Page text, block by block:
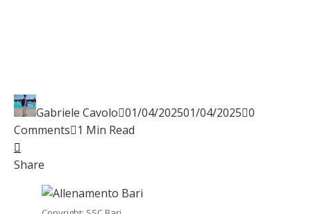
Gabriele Cavolo 01/04/202501/04/2025 0
Comments 1 Min Read
Facebook
Twitter
LinkedIn
Pinterest
Share